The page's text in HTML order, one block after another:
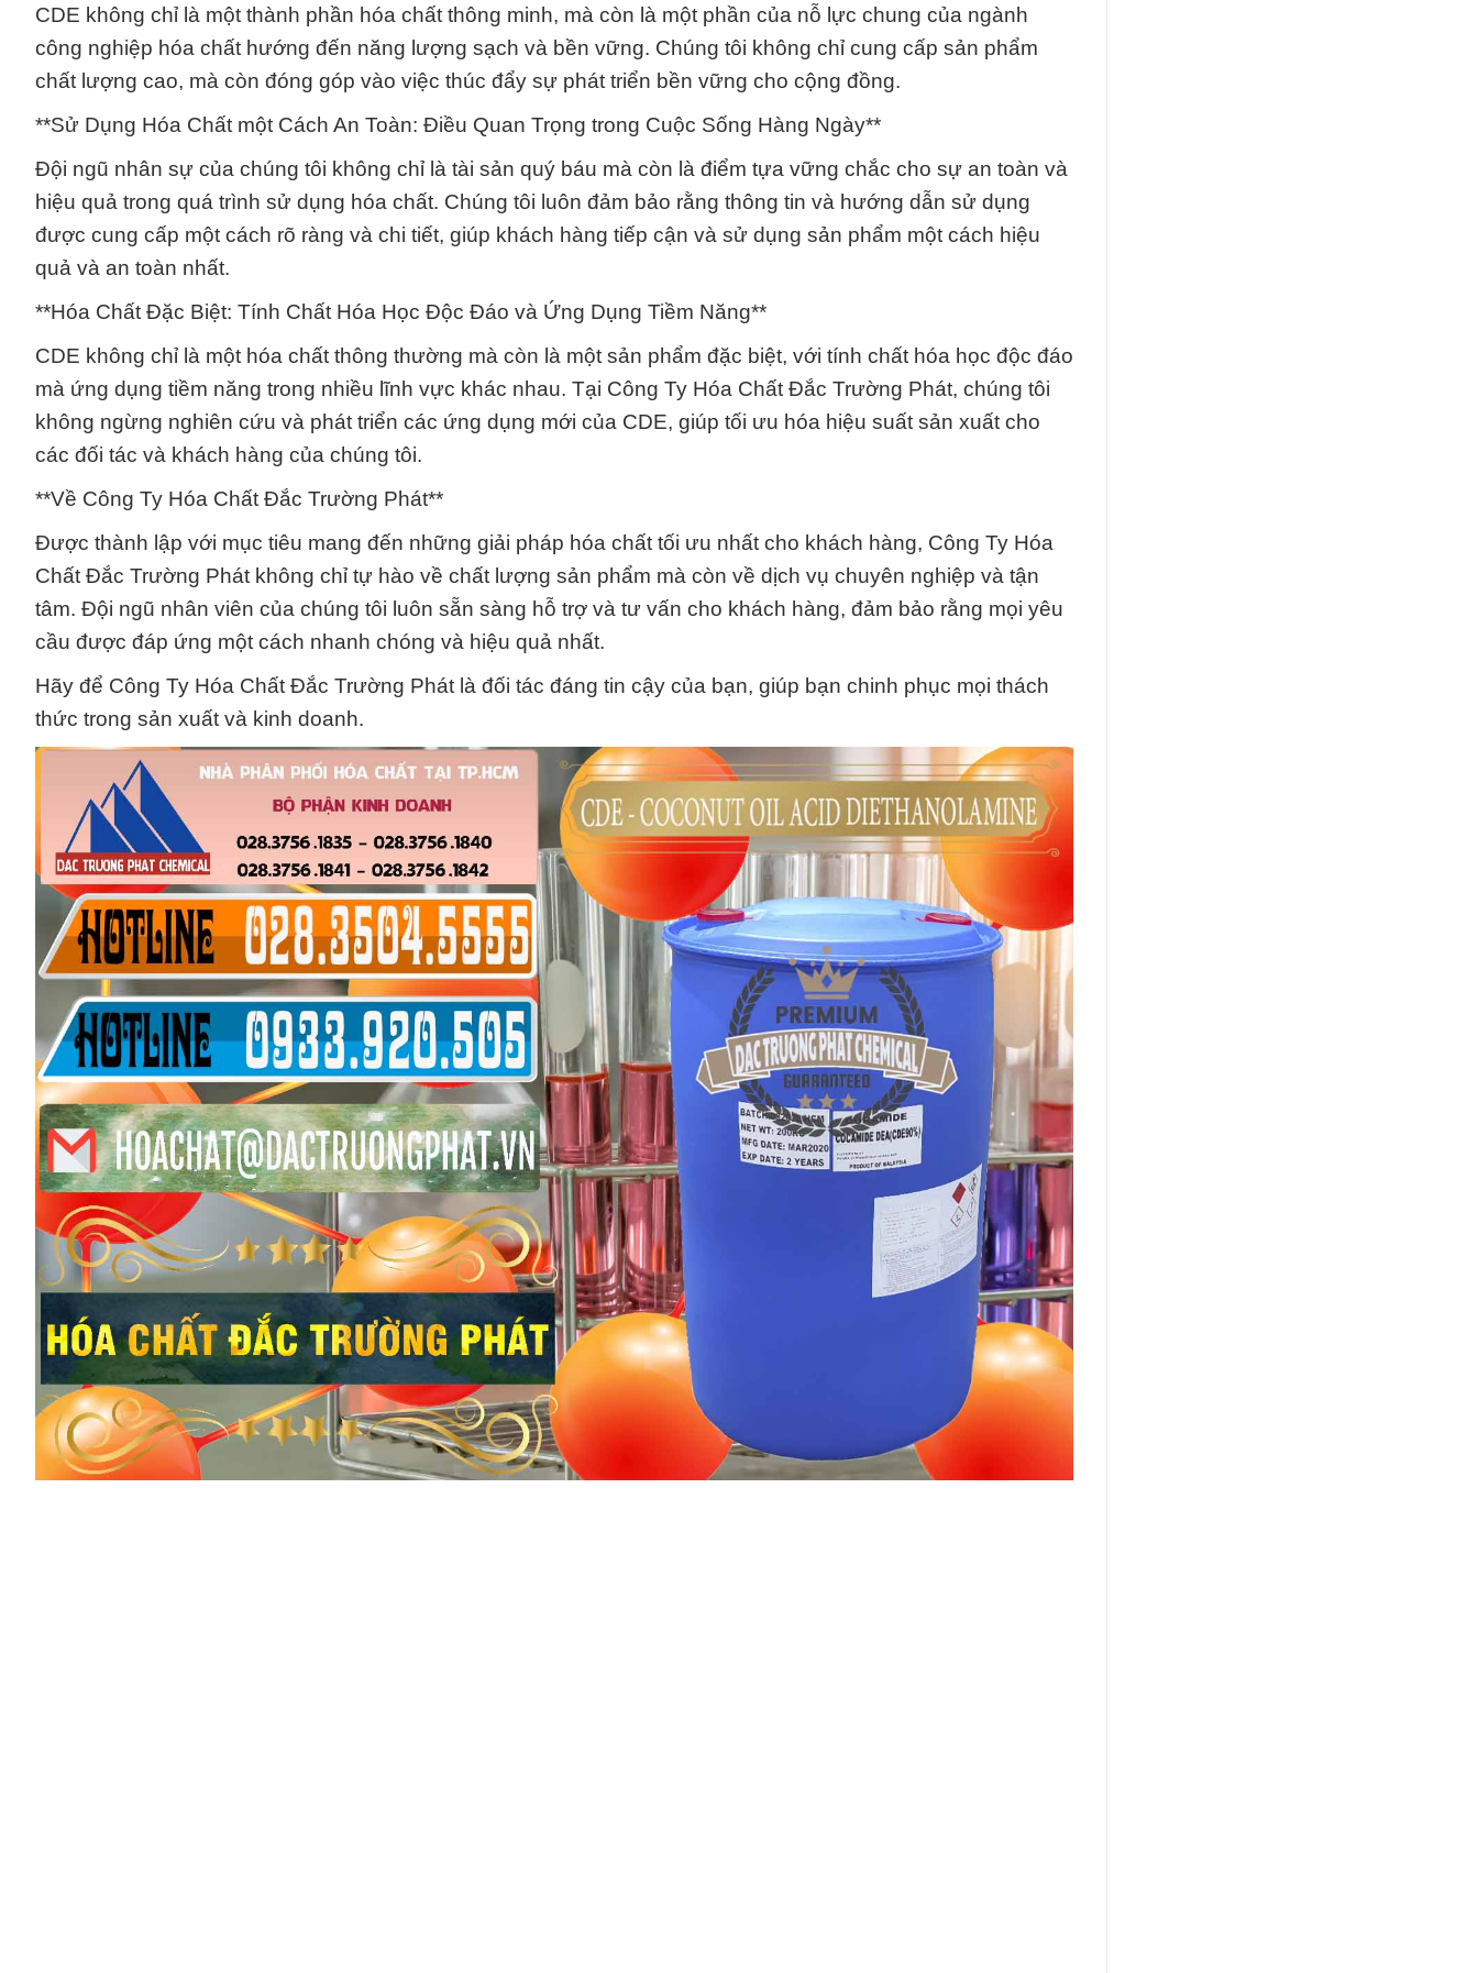
CDE không chỉ là một thành phần hóa chất thông minh, mà còn là một phần của nỗ lực chung của ngành
công nghiệp hóa chất hướng đến năng lượng sạch và bền vững. Chúng tôi không chỉ cung cấp sản phẩm
chất lượng cao, mà còn đóng góp vào việc thúc đẩy sự phát triển bền vững cho cộng đồng.
**Sử Dụng Hóa Chất một Cách An Toàn: Điều Quan Trọng trong Cuộc Sống Hàng Ngày**
Đội ngũ nhân sự của chúng tôi không chỉ là tài sản quý báu mà còn là điểm tựa vững chắc cho sự an toàn và
hiệu quả trong quá trình sử dụng hóa chất. Chúng tôi luôn đảm bảo rằng thông tin và hướng dẫn sử dụng
được cung cấp một cách rõ ràng và chi tiết, giúp khách hàng tiếp cận và sử dụng sản phẩm một cách hiệu
quả và an toàn nhất.
**Hóa Chất Đặc Biệt: Tính Chất Hóa Học Độc Đáo và Ứng Dụng Tiềm Năng**
CDE không chỉ là một hóa chất thông thường mà còn là một sản phẩm đặc biệt, với tính chất hóa học độc đáo
mà ứng dụng tiềm năng trong nhiều lĩnh vực khác nhau. Tại Công Ty Hóa Chất Đắc Trường Phát, chúng tôi
không ngừng nghiên cứu và phát triển các ứng dụng mới của CDE, giúp tối ưu hóa hiệu suất sản xuất cho
các đối tác và khách hàng của chúng tôi.
**Về Công Ty Hóa Chất Đắc Trường Phát**
Được thành lập với mục tiêu mang đến những giải pháp hóa chất tối ưu nhất cho khách hàng, Công Ty Hóa
Chất Đắc Trường Phát không chỉ tự hào về chất lượng sản phẩm mà còn về dịch vụ chuyên nghiệp và tận
tâm. Đội ngũ nhân viên của chúng tôi luôn sẵn sàng hỗ trợ và tư vấn cho khách hàng, đảm bảo rằng mọi yêu
cầu được đáp ứng một cách nhanh chóng và hiệu quả nhất.
Hãy để Công Ty Hóa Chất Đắc Trường Phát là đối tác đáng tin cậy của bạn, giúp bạn chinh phục mọi thách
thức trong sản xuất và kinh doanh.